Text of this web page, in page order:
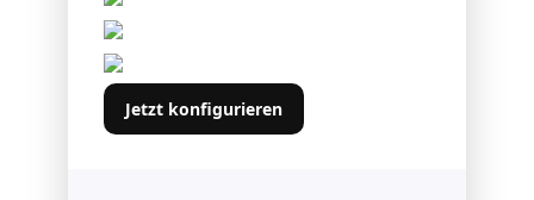
Jetzt konfigurieren